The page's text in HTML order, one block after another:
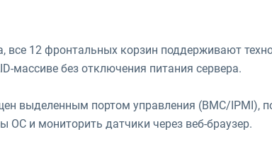
все 12 фронтальных корзин поддерживают
массиве без отключения питания сервера.
выделенным портом управления (BMC/IPMI),
и мониторить датчики через веб-браузер.